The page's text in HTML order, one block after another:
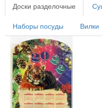
Доски разделочные
Наборы посуды Вилки